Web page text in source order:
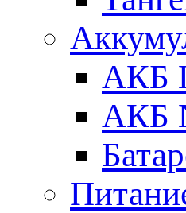
АКБ
АКБ